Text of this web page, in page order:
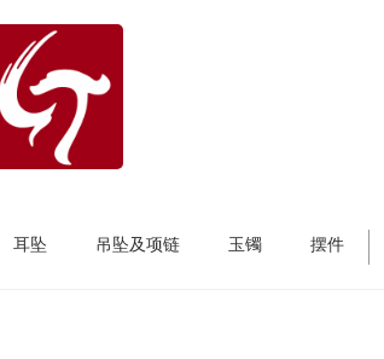
耳坠 吊坠及项链 玉镯 摆件